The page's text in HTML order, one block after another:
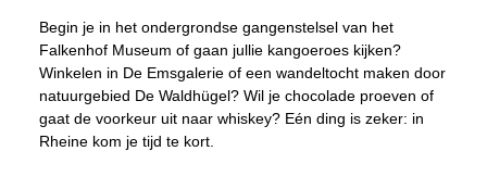
Begin je in het ondergrondse gangenstelsel van het
Falkenhof Museum of gaan jullie kangoeroes kijken?
Winkelen in De Emsgalerie of een wandeltocht maken door
natuurgebied De Waldhügel? Wil je chocolade proeven of
gaat de voorkeur uit naar whiskey? Eén ding is zeker: in
Rheine kom je tijd te kort.